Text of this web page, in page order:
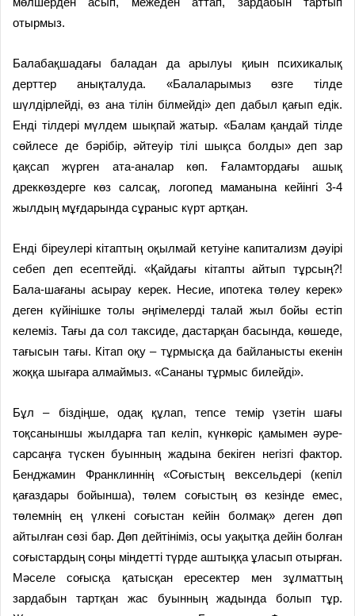
отырмыз.
Балабақшадағы баладан да арылуы қиын психикалық
дерттер анықталуда. «Балаларымыз өзге тілде
шүлдірлейді, өз ана тілін білмейді» деп дабыл қағып едік.
Енді тілдері мүлдем шықпай жатыр. «Балам қандай тілде
сөйлесе де бәрібір, әйтеуір тілі шықса болды» деп зар
қақсап жүрген ата-аналар көп. Ғаламтордағы ашық
дреккөздерге көз салсақ, логопед маманына кейінгі 3-4
жылдың мұғдарында сұраныс күрт артқан.
Енді біреулері кітаптың оқылмай кетуіне капитализм дәуірі
себеп деп есептейді. «Қайдағы кітапты айтып тұрсың?!
Бала-шағаны асырау керек. Несие, ипотека төлеу керек»
деген күйінішке толы әңгімелерді талай жыл бойы естіп
келеміз. Тағы да сол таксиде, дастарқан басында, көшеде,
тағысын тағы. Кітап оқу – тұрмысқа да байланысты екенін
жоққа шығара алмаймыз. «Сананы тұрмыс билейді».
Бұл – біздіңше, одақ құлап, тепсе темір үзетін шағы
тоқсаныншы жылдарға тап келіп, күнкөріс қамымен әуре-
сарсаңға түскен буынның жадына бекіген негізгі фактор.
Бенджамин Франклиннің «Соғыстың вексельдері (кепіл
қағаздары бойынша), төлем соғыстың өз кезінде емес,
төлемнің ең үлкені соғыстан кейін болмақ» деген дөп
айтылған сөзі бар. Дөп дейтініміз, осы уақытқа дейін болған
соғыстардың соңы міндетті түрде аштыққа ұласып отырған.
Мәселе соғысқа қатысқан ересектер мен зұлматтың
зардабын тартқан жас буынның жадында болып тұр.